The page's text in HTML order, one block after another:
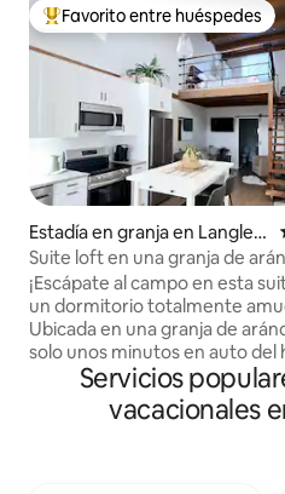
Favorito entre huéspedes
Favorito entre huéspedes
Estadía en granja en Langley
Township
Suite loft en una granja de
¡Escápate al campo en esta
un dormitorio totalmente
Ubicada en una granja de
solo unos minutos en auto del
Ft Langley, Columbia
de nueva construcción en
complejo de graneros ofrece
Servicios
vacacionales